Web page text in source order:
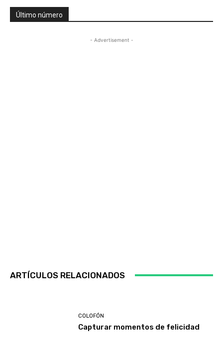
Último número
- Advertisement -
ARTÍCULOS RELACIONADOS
COLOFÓN
Capturar momentos de felicidad